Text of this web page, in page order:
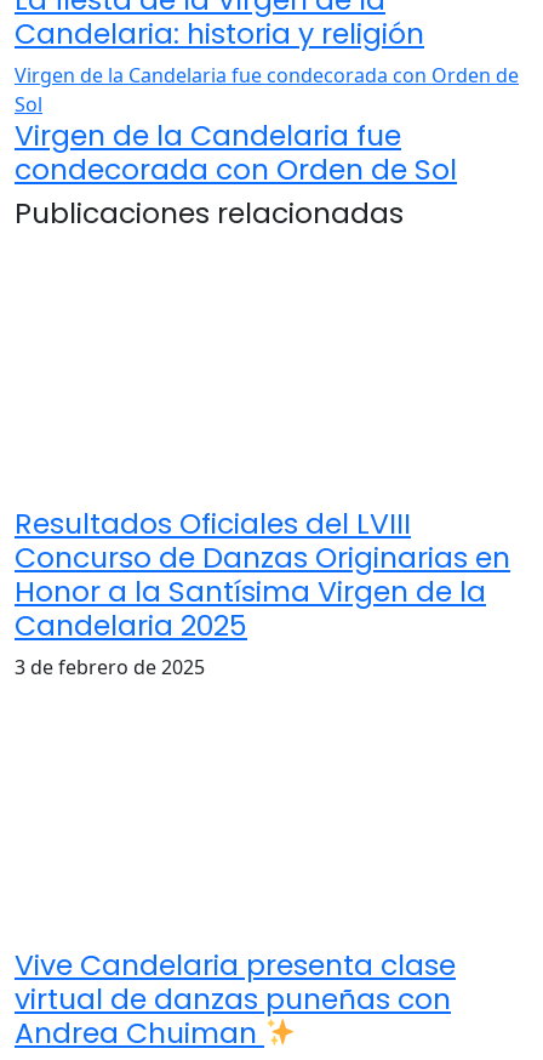
Candelaria: historia y religión
Virgen de la Candelaria fue condecorada con Orden de
Sol
Virgen de la Candelaria fue
condecorada con Orden de Sol
Publicaciones relacionadas
Resultados Oficiales del LVIII
Concurso de Danzas Originarias en
Honor a la Santísima Virgen de la
Candelaria 2025
3 de febrero de 2025
Vive Candelaria presenta clase
virtual de danzas puneñas con
Andrea Chuiman